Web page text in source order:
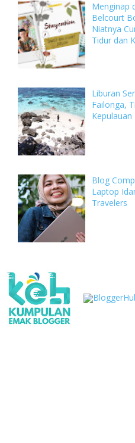
Menginap
Belcourt
Niatnya
Tidur dan
Liburan
Failonga,
Kepulauan
Blog
Laptop
Travelers